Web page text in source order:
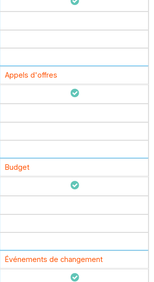
Appels d'offres
Budget
Événements de changement